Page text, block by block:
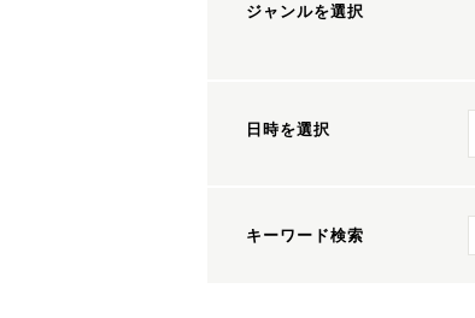
ジャンルを選択
日時を選択
キーワード検索